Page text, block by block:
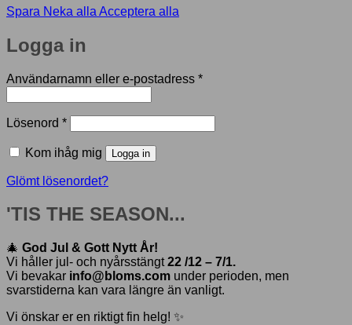
Spara Neka alla Acceptera alla
Logga in
Användarnamn eller e-postadress *Obligatoriskt
Lösenord *Obligatoriskt
Kom ihåg mig Logga in
Glömt lösenordet?
'TIS THE SEASON...
🎄 God Jul & Gott Nytt År!
Vi håller jul- och nyårsstängt22 /12 – 7/1.
Vi bevakar info@bloms.com under perioden, men
svarstiderna kan vara längre än vanligt.
Vi önskar er en riktigt fin helg! ✨